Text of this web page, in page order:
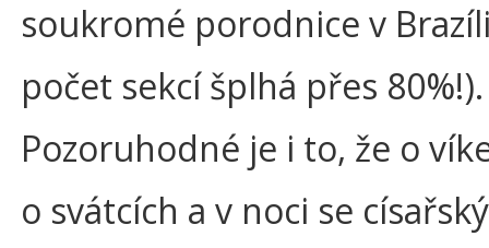
soukromé porodnice v
počet sekcí šplhá přes 80%!).
Pozoruhodné je i to, že o
o svátcích a v noci se